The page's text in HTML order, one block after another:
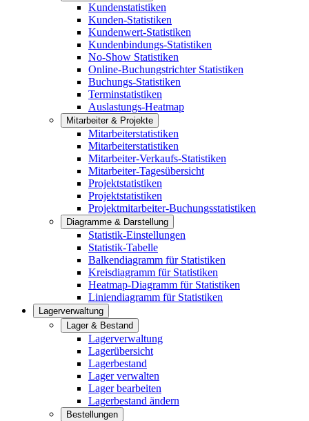
Kundenstatistiken
Kunden-Statistiken
Kundenwert-Statistiken
Kundenbindungs-Statistiken
No-Show Statistiken
Online-Buchungstrichter Statistiken
Buchungs-Statistiken
Terminstatistiken
Auslastungs-Heatmap
Mitarbeiter & Projekte
Mitarbeiterstatistiken
Mitarbeiterstatistiken
Mitarbeiter-Verkaufs-Statistiken
Mitarbeiter-Tagesübersicht
Projektstatistiken
Projektstatistiken
Projektmitarbeiter-Buchungsstatistiken
Diagramme & Darstellung
Statistik-Einstellungen
Statistik-Tabelle
Balkendiagramm für Statistiken
Kreisdiagramm für Statistiken
Heatmap-Diagramm für Statistiken
Liniendiagramm für Statistiken
Lagerverwaltung
Lager & Bestand
Lagerverwaltung
Lagerübersicht
Lagerbestand
Lager verwalten
Lager bearbeiten
Lagerbestand ändern
Bestellungen